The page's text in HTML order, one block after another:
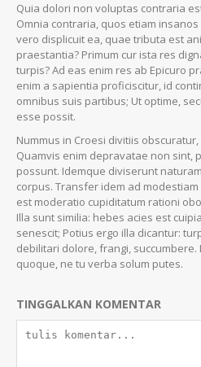
Quia dolori non voluptas contraria
Omnia contraria, quos etiam
vero displicuit ea, quae tributa est
praestantia? Primum cur ista res
turpis? Ad eas enim res ab Epicuro
enim a sapientia proficiscitur, id
omnibus suis partibus; Ut optime,
esse possit.
Nummus in Croesi divitiis
Quamvis enim depravatae non sint,
possunt. Idemque diviserunt
corpus. Transfer idem ad
est moderatio cupiditatum rationi
Illa sunt similia: hebes acies est
senescit; Potius ergo illa dicantur:
debilitari dolore, frangi, succumbere.
quoque, ne tu verba solum putes.
TINGGALKAN KOMENTAR